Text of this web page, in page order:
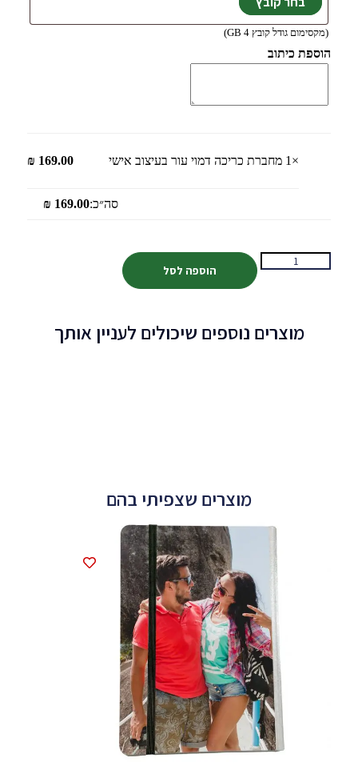
(מקסימום גודל קובץ 4 GB)
הוספת כיתוב
×1 מחברת כריכה דמוי עור בעיצוב אישי ₪ 169.00
סה״כ: ₪ 169.00
הוספה לסל
מוצרים נוספים שיכולים לעניין אותך
מוצרים שצפיתי בהם